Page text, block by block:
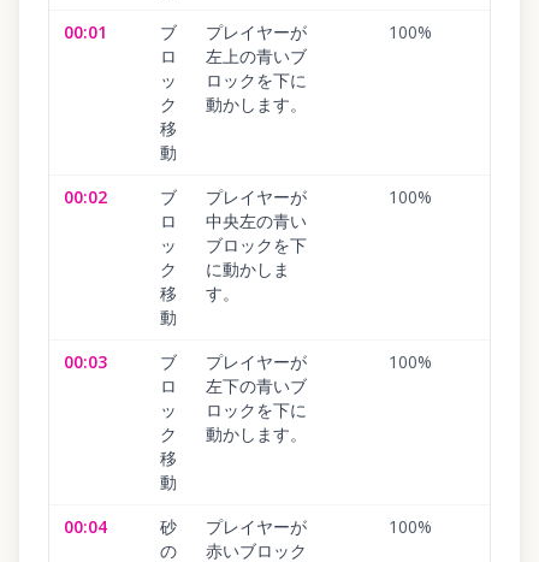
00:01
ブ
ロ
ッ
ク
移
動
プレイヤーが
左上の青いブ
ロックを下に
動かします。
100%
00:02
ブ
ロ
ッ
ク
移
動
プレイヤーが
中央左の青い
ブロックを下
に動かしま
す。
100%
00:03
ブ
ロ
ッ
ク
移
動
プレイヤーが
左下の青いブ
ロックを下に
動かします。
100%
00:04
砂
の
プレイヤーが
赤いブロック
100%